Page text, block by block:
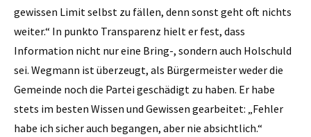
gewissen Limit selbst zu fällen, denn sonst geht oft nichts
weiter.“ In punkto Transparenz hielt er fest, dass
Information nicht nur eine Bring-, sondern auch Holschuld
sei. Wegmann ist überzeugt, als Bürgermeister weder die
Gemeinde noch die Partei geschädigt zu haben. Er habe
stets im besten Wissen und Gewissen gearbeitet: „Fehler
habe ich sicher auch begangen, aber nie absichtlich.“